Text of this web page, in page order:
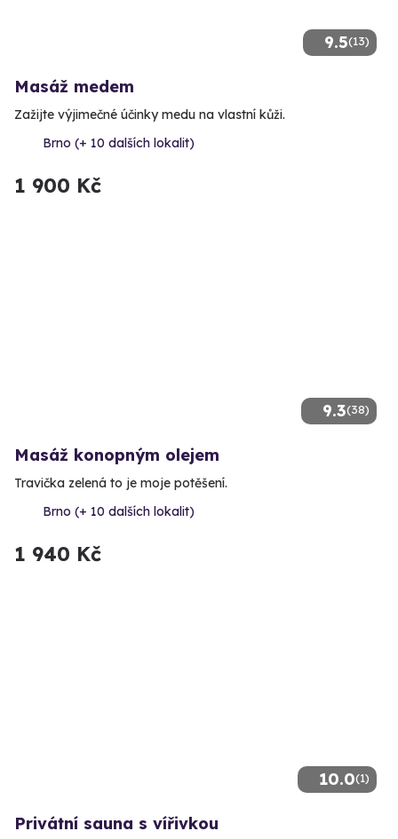
9.5(13)
Masáž medem
Zažijte výjimečné účinky medu na vlastní kůži.
Brno (+ 10 dalších lokalit)
1 900 Kč
9.3(38)
Masáž konopným olejem
Travička zelená to je moje potěšení.
Brno (+ 10 dalších lokalit)
1 940 Kč
10.0(1)
Privátní sauna s vířivkou